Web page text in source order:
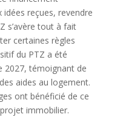
reçues, revendre
s’avère tout à fait
certaines règles
du PTZ a été
2027, témoignant de
aides au logement.
ont bénéficié de ce
immobilier.